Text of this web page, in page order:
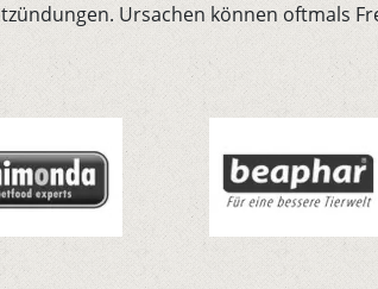
Ursachen können oftmals